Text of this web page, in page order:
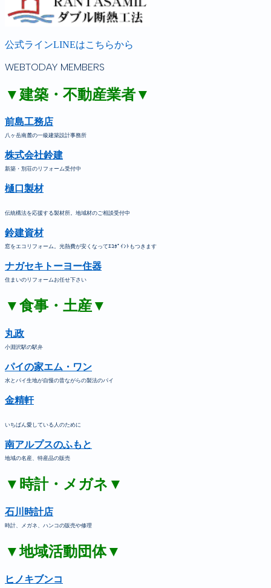
公式ラインLINEはこちらから
WEBTODAY MEMBERS
▼建築・不動産業者▼
前島工務店
八ヶ岳南麓の一級建築設計事務所
株式会社鈴建
新築・別荘のリフォーム受付中
樋口製材
伝統構法を応援する製材所。地域材のご相談受付中
鈴建資材
窓をエコリフォーム。光熱費が安くなってｴｺﾎﾟｲﾝﾄもつきます
ナガセキトーヨー住器
住まいのリフォームお任せ下さい
▼食事・土産▼
丸政
小淵沢駅の駅弁
パイの家エム・ワン
水とパイ生地が自慢の昔ながらの製法のパイ
金精軒
いちばん愛している人のために
南アルプスのふもと
地域の名産、特産品の販売
▼時計・メガネ▼
石川時計店
時計、メガネ、ハンコの販売や修理
▼地域活動団体▼
ヒノキブンコ